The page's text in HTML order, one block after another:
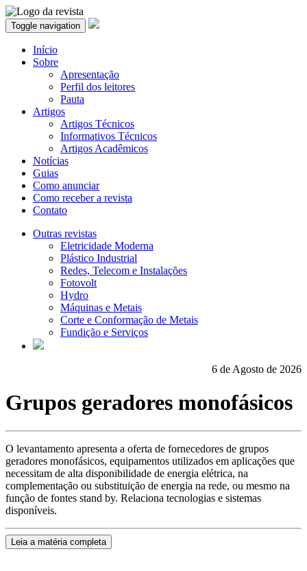
Toggle navigation
Início
Sobre
Apresentação
Perfil dos leitores
Pauta
Artigos
Artigos Técnicos
Informativos Técnicos
Artigos Acadêmicos
Notícias
Guias
Como anunciar
Como receber a revista
Contato
Outras revistas
Eletricidade Moderna
Plástico Industrial
Redes, Telecom e Instalações
Fotovolt
Hydro
Máquinas e Metais
Corte e Conformação de Metais
Fundição e Serviços
6 de Agosto de 2026
Grupos geradores monofásicos
O levantamento apresenta a oferta de fornecedores de grupos
geradores monofásicos, equipamentos utilizados em aplicações que
necessitam de alta disponibilidade de energia elétrica, na
complementação ou substituição de energia na rede, ou mesmo na
função de fontes stand by. Relaciona tecnologias e sistemas
disponíveis.
Leia a matéria completa